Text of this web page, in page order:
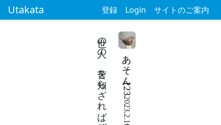
Utakata 登録 Login サイトのご案内
あそん123